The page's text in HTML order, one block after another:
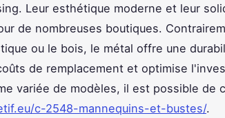
Leur esthétique moderne et leur
de nombreuses boutiques.
ou le bois, le métal offre une
de remplacement et optimise
variée de modèles, il est possible de
c-2548-mannequins-et-bustes/.